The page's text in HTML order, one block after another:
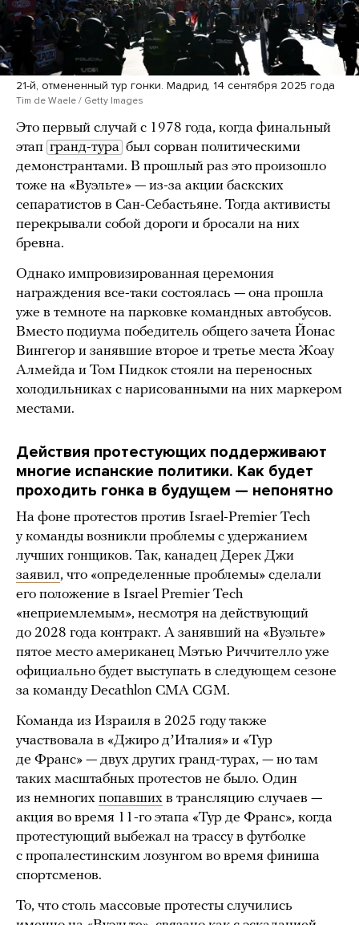
21-й, отмененный тур гонки. Мадрид, 14 сентября 2025 года
Tim de Waele / Getty Images
Это первый случай с 1978 года, когда финальный
этап гранд-тура был сорван политическими
демонстрантами. В прошлый раз это произошло
тоже на «Вуэльте» — из-за акции баскских
сепаратистов в Сан-Себастьяне. Тогда активисты
перекрывали собой дороги и бросали на них
бревна.
Однако импровизированная церемония
награждения все-таки состоялась — она прошла
уже в темноте на парковке командных автобусов.
Вместо подиума победитель общего зачета Йонас
Вингегор и занявшие второе и третье места Жоау
Алмейда и Том Пидкок стояли на переносных
холодильниках с нарисованными на них маркером
местами.
Действия протестующих поддерживают
многие испанские политики. Как будет
проходить гонка в будущем — непонятно
На фоне протестов против Israel-Premier Tech
у команды возникли проблемы с удержанием
лучших гонщиков. Так, канадец Дерек Джи
заявил, что «определенные проблемы» сделали
его положение в Israel Premier Tech
«неприемлемым», несмотря на действующий
до 2028 года контракт. А занявший на «Вуэльте»
пятое место американец Мэтью Риччителло уже
официально будет выступать в следующем сезоне
за команду Decathlon CMA CGM.
Команда из Израиля в 2025 году также
участвовала в «Джиро дʼИталия» и «Тур
де Франс» — двух других гранд-турах, — но там
таких масштабных протестов не было. Один
из немногих попавших в трансляцию случаев —
акция во время 11-го этапа «Тур де Франс», когда
протестующий выбежал на трассу в футболке
с пропалестинским лозунгом во время финиша
спортсменов.
То, что столь массовые протесты случились